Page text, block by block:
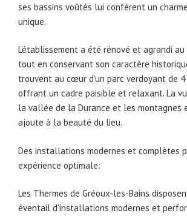
ses bassins voûtés lui confèrent un
unique.
L’établissement a été rénové et agrandi
tout en conservant son caractère
trouvent au cœur d’un parc verdoyant de
offrant un cadre paisible et relaxant. La
la vallée de la Durance et les montagnes
ajoute à la beauté du lieu.
Des installations modernes et complètes
expérience optimale:
Les Thermes de Gréoux-les-Bains
éventail d’installations modernes et